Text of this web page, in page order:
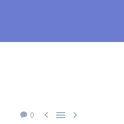
0   